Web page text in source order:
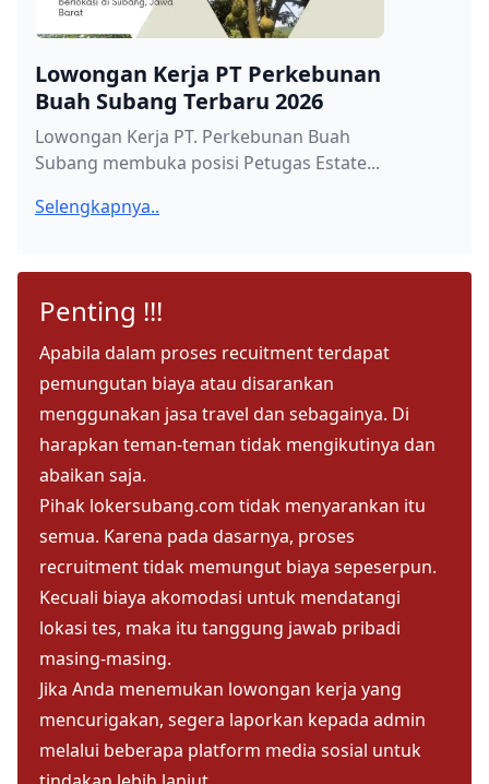
Lowongan Kerja PT Perkebunan
Buah Subang Terbaru 2026
Lowongan Kerja PT. Perkebunan Buah
Subang membuka posisi Petugas Estate...
Selengkapnya..
Penting !!!
Apabila dalam proses recuitment terdapat
pemungutan biaya atau disarankan
menggunakan jasa travel dan sebagainya. Di
harapkan teman-teman tidak mengikutinya dan
abaikan saja.
Pihak lokersubang.com tidak menyarankan itu
semua. Karena pada dasarnya, proses
recruitment tidak memungut biaya sepeserpun.
Kecuali biaya akomodasi untuk mendatangi
lokasi tes, maka itu tanggung jawab pribadi
masing-masing.
Jika Anda menemukan lowongan kerja yang
mencurigakan, segera laporkan kepada admin
melalui beberapa platform media sosial untuk